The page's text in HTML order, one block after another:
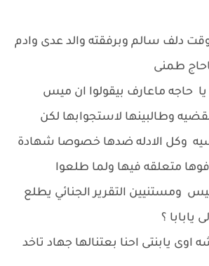
دلف سالم وبرفقته والد عدى وادم
طمنى
حاجه ماعارف بيقولوا ان ميس
وطالبينها لاستجوابها لكن
وكل الادله ضدها خصوصا شهادة
متعلقه فيها ولما طلعوا
ومستنيين التقرير الجنائي يطلع
يابابا ؟
اوى يابنتى احنا بعتنالها جهاد تاخد